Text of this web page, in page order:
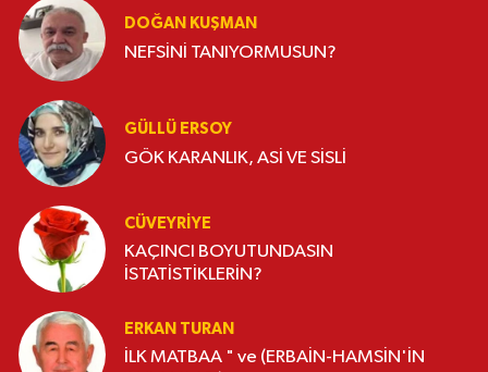
DOĞAN KUŞMAN
NEFSİNİ TANIYORMUSUN?
GÜLLÜ ERSOY
GÖK KARANLIK, ASİ VE SİSLİ
CÜVEYRIYE
KAÇINCI BOYUTUNDASIN
İSTATİSTİKLERİN?
ERKAN TURAN
İLK MATBAA " ve (ERBAİN-HAMSİN'İN